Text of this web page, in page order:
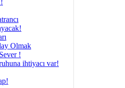
Olmak
!
ihtiyacı var!